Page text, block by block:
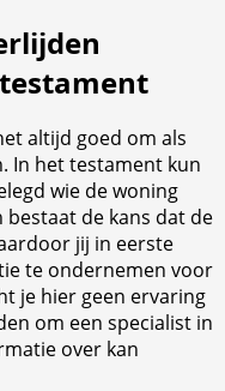
altijd goed om als
In het testament kun
wie de woning
de kans dat de
jij in eerste
te ondernemen voor
je hier geen ervaring
om een specialist in
over kan